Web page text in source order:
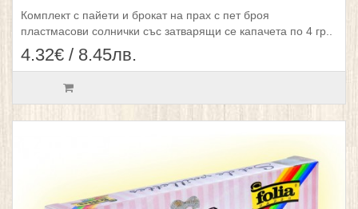
Комплект с пайети и брокат на прах с пет броя
пластмасови солнички със затварящи се капачета по 4 гр..
4.32€ / 8.45лв.